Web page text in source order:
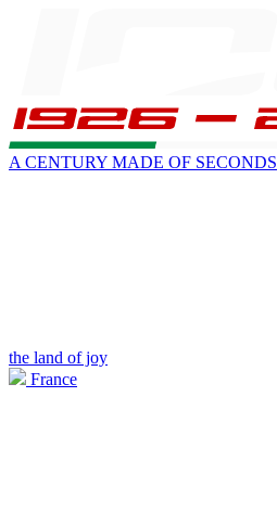
A CENTURY MADE OF SECONDS
the land of joy
France